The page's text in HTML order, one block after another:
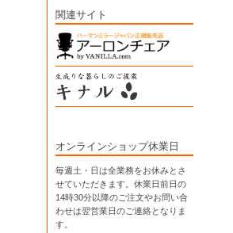
関連サイト
オンラインショップ休業日
毎週土・日は全業務をお休みとさ
せていただきます。休業日前日の
14時30分以降のご注文やお問い合
わせは翌営業日のご連絡となりま
す。